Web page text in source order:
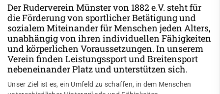
Der Ruderverein Münster von 1882 e.V. steht für
die Förderung von sportlicher Betätigung und
sozialem Miteinander für Menschen jeden Alters,
unabhängig von ihren individuellen Fähigkeiten
und körperlichen Voraussetzungen. In unserem
Verein finden Leistungssport und Breitensport
nebeneinander Platz und unterstützen sich.
Unser Ziel ist es, ein Umfeld zu schaffen, in dem Menschen